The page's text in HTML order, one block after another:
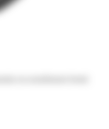
est actuellement fermé.